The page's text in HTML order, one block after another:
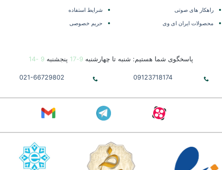
راهکار های صوتی
محصولات ایران ای وی
شرایط استفاده
حریم خصوصی
پاسخگوی شما هستیم: شنبه تا چهارشنبه9-17 پنجشنبه9 -14
09123718174
021-66729802